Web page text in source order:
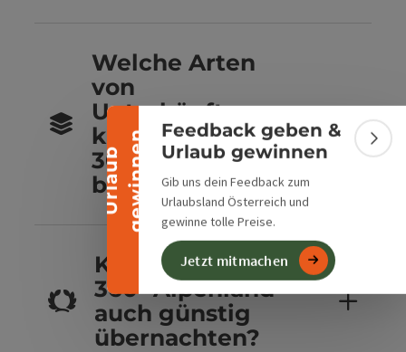
U
r
l
a
u
b
g
e
w
i
n
n
en
Banner einklappen
Feedback geben &
Urlaub gewinnen
Gib uns dein Feedback zum
Urlaubsland Österreich und
gewinne tolle Preise.
Jetzt mitmachen
Welche Arten
von
Unterkünften
kannst du im
360° Alpenland
buchen?
Kannst du im
360° Alpenland
auch günstig
übernachten?